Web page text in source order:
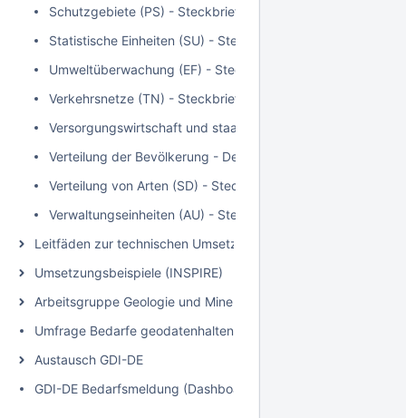
Schutzgebiete (PS) - Steckbrief
Statistische Einheiten (SU) - Steckbrief
Umweltüberwachung (EF) - Steckbrief
Verkehrsnetze (TN) - Steckbrief
Versorgungswirtschaft und staatliche Dienste (US) -
Verteilung der Bevölkerung - Demografie (PD) - Steckbrief
Verteilung von Arten (SD) - Steckbrief
Verwaltungseinheiten (AU) - Steckbrief
Leitfäden zur technischen Umsetzung
Umsetzungsbeispiele (INSPIRE)
Arbeitsgruppe Geologie und Mineralische Rohstoffe
Umfrage Bedarfe geodatenhaltende Stellen, mFund
Austausch GDI-DE
GDI-DE Bedarfsmeldung (Dashboard für geodatenhaltende